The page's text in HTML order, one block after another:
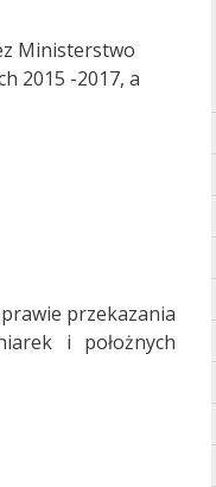
Ministerstwo
2015 -2017, a
przekazania
i położnych